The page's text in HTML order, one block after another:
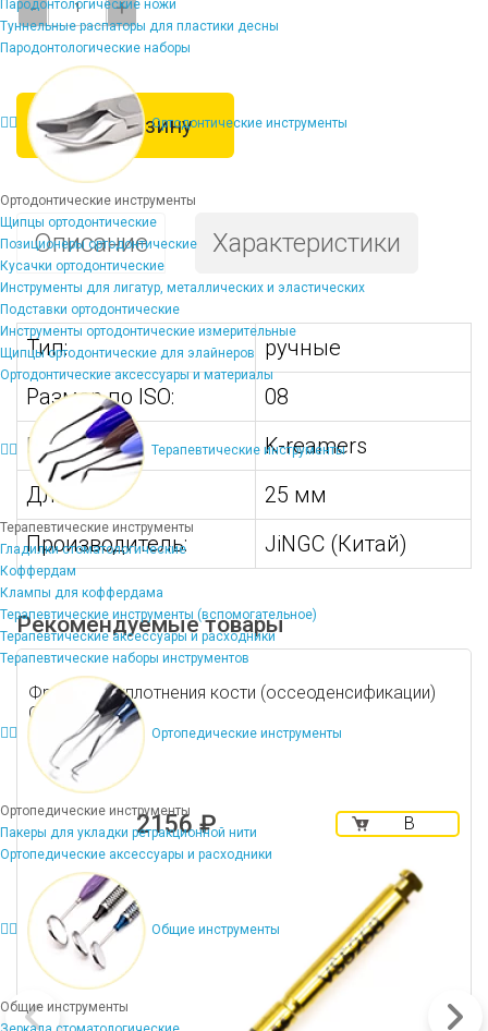
Пародонтологические ножи
Туннельные распаторы для пластики десны
Пародонтологические наборы
Ортодонтические инструменты
Ортодонтические инструменты
Щипцы ортодонтические
Позиционеры ортодонтические
Кусачки ортодонтические
Инструменты для лигатур, металлических и эластических
Подставки ортодонтические
Инструменты ортодонтические измерительные
Щипцы ортодонтические для элайнеров
Ортодонтические аксессуары и материалы
Терапевтические инструменты
Терапевтические инструменты
Гладилки стоматологические
Коффердам
Клампы для коффердама
Терапевтические инструменты (вспомогательное)
Терапевтические аксессуары и расходники
Терапевтические наборы инструментов
Ортопедические инструменты
Ортопедические инструменты
Пакеры для укладки ретракционной нити
Ортопедические аксессуары и расходники
Общие инструменты
Общие инструменты
- +
В корзину
Описание Характеристики
Тип:
ручные
Размер по ISO:
08
Вид:
K-reamers
Длина:
25 мм
Производитель:
JiNGC (Китай)
Рекомендуемые товары
Фреза для уплотнения кости (оссеоденсификации)
Gold 5,5 мм
2156 ₽
В